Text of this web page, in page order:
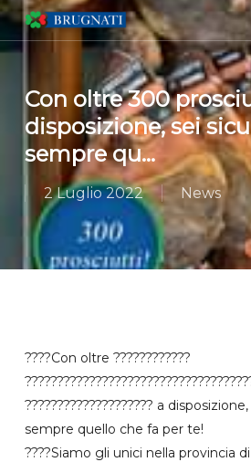
Skip
main
Con oltre 300
disposizione, sei
sempre qu…
2 Luglio 2022 News
????Con oltre ????????????
???????????????????? a
sempre quello che fa per te!
????Siamo gli unici nella provincia